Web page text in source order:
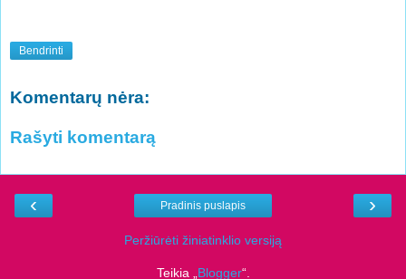
Bendrinti
Komentarų nėra:
Rašyti komentarą
‹ ›
Pradinis puslapis
Peržiūrėti žiniatinklio versiją
Teikia „Blogger“.